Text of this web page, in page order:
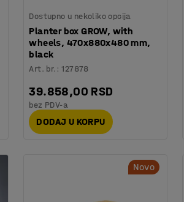
Dostupno u nekoliko opcija
Planter box GROW, with
wheels, 470x880x480 mm,
black
Art. br. :127878
39.858,00 RSD
bez PDV-a
DODAJ U KORPU
Novo